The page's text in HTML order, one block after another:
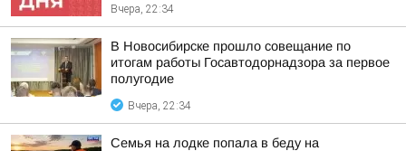
Вчера, 22:34
В Новосибирске прошло совещание по
итогам работы Госавтодорнадзора за первое
полугодие
Вчера, 22:34
Семья на лодке попала в беду на